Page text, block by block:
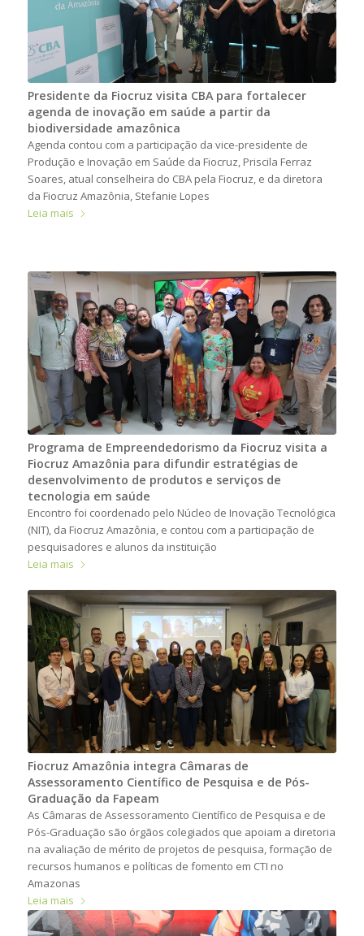
Presidente da Fiocruz visita CBA para fortalecer
agenda de inovação em saúde a partir da
biodiversidade amazônica
Agenda contou com a participação da vice-presidente de
Produção e Inovação em Saúde da Fiocruz, Priscila Ferraz
Soares, atual conselheira do CBA pela Fiocruz, e da diretora
da Fiocruz Amazônia, Stefanie Lopes
Leia mais
Programa de Empreendedorismo da Fiocruz visita a
Fiocruz Amazônia para difundir estratégias de
desenvolvimento de produtos e serviços de
tecnologia em saúde
Encontro foi coordenado pelo Núcleo de Inovação Tecnológica
(NIT), da Fiocruz Amazônia, e contou com a participação de
pesquisadores e alunos da instituição
Leia mais
Fiocruz Amazônia integra Câmaras de
Assessoramento Científico de Pesquisa e de Pós-
Graduação da Fapeam
As Câmaras de Assessoramento Científico de Pesquisa e de
Pós-Graduação são órgãos colegiados que apoiam a diretoria
na avaliação de mérito de projetos de pesquisa, formação de
recursos humanos e políticas de fomento em CTI no
Amazonas
Leia mais